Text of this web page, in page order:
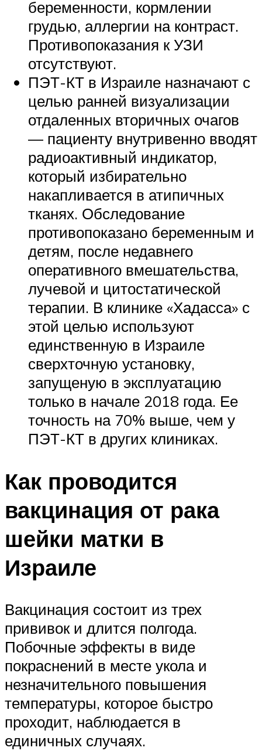
беременности, кормлении
грудью, аллергии на контраст.
Противопоказания к УЗИ
отсутствуют.
ПЭТ-КТ в Израиле назначают с
целью ранней визуализации
отдаленных вторичных очагов
— пациенту внутривенно вводят
радиоактивный индикатор,
который избирательно
накапливается в атипичных
тканях. Обследование
противопоказано беременным и
детям, после недавнего
оперативного вмешательства,
лучевой и цитостатической
терапии. В клинике «Хадасса» с
этой целью используют
единственную в Израиле
сверхточную установку,
запущеную в эксплуатацию
только в начале 2018 года. Ее
точность на 70% выше, чем у
ПЭТ-КТ в других клиниках.
Как проводится
вакцинация от рака
шейки матки в
Израиле
Вакцинация состоит из трех
прививок и длится полгода.
Побочные эффекты в виде
покраснений в месте укола и
незначительного повышения
температуры, которое быстро
проходит, наблюдается в
единичных случаях.